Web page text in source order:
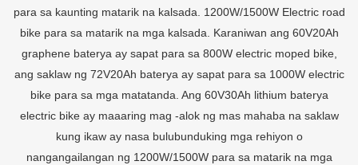
para sa kaunting matarik na kalsada. 1200W/1500W Electric road
bike para sa matarik na mga kalsada. Karaniwan ang 60V20Ah
graphene baterya ay sapat para sa 800W electric moped bike,
ang saklaw ng 72V20Ah baterya ay sapat para sa 1000W electric
bike para sa mga matatanda. Ang 60V30Ah lithium baterya
electric bike ay maaaring mag -alok ng mas mahaba na saklaw
kung ikaw ay nasa bulubunduking mga rehiyon o
nangangailangan ng 1200W/1500W para sa matarik na mga